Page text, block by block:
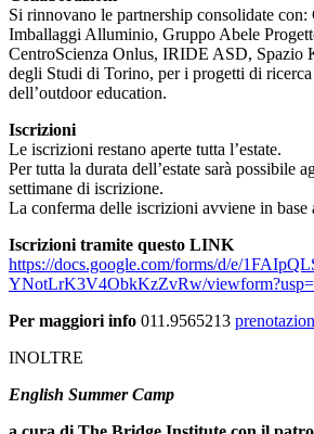
Si rinnovano le partnership consolidate
Imballaggi Alluminio, Gruppo Abele
CentroScienza Onlus, IRIDE ASD, Spazio
degli Studi di Torino, per i progetti di
dell’outdoor education.
Iscrizioni
Le iscrizioni restano aperte tutta l’estate.
Per tutta la durata dell’estate sarà possibile
settimane di iscrizione.
La conferma delle iscrizioni avviene in base
Iscrizioni tramite questo LINK
https://docs.google.com/forms/d/e/
YNotLrK3V4ObkKzZvRw/
Per maggiori info 011.9565213
INOLTRE
English Summer Camp